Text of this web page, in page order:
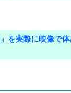
を実際に映像で